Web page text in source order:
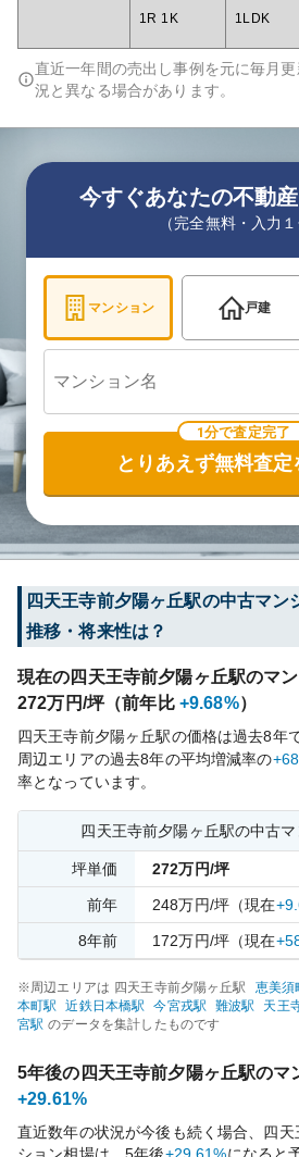
1R 1K 1LDK
直近一年間の売出し事例を元に毎月
況と異なる場合があります。
今すぐあなたの不動
（完全無料・入力１
マンション 戸建
1分で査定完了
とりあえず無料査定
四天王寺前夕陽ヶ丘駅の中古マン
推移・将来性は？
現在の四天王寺前夕陽ヶ丘駅のマ
272万円/坪（前年比 +9.68%）
四天王寺前夕陽ヶ丘駅の価格は過去8年
周辺エリアの過去8年の平均増減率の
率となっています。
四天王寺前夕陽ヶ丘駅の中古
坪単価 272万円/坪
前年 248万円/坪 （現在
8年前 172万円/坪 （現在
※周辺エリアは 四天王寺前夕陽ヶ丘駅 恵美須
本町駅 近鉄日本橋駅 今宮戎駅 難波駅 天王
宮駅 のデータを集計したものです
5年後の 四天王寺前夕陽ヶ丘駅のマ
+29.61%
直近数年の状況が今後も続く場合、 四天